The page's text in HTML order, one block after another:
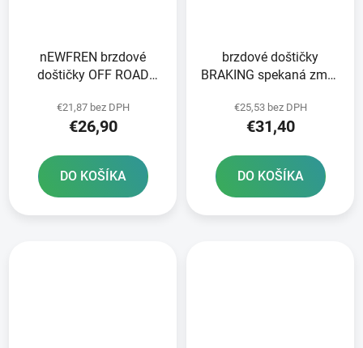
nEWFREN brzdové
doštičky OFF ROAD
balení
€21,87 bez DPH
€26,90
DO KOŠÍKA
brzdové doštičky
BRAKING spekaná zmes
€25,53 bez DPH
€31,40
DO KOŠÍKA